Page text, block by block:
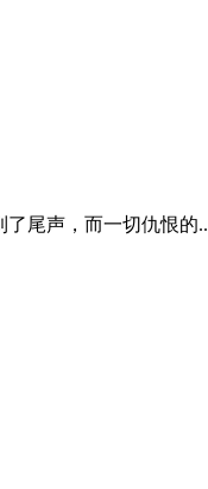
了尾声，而一切仇恨的